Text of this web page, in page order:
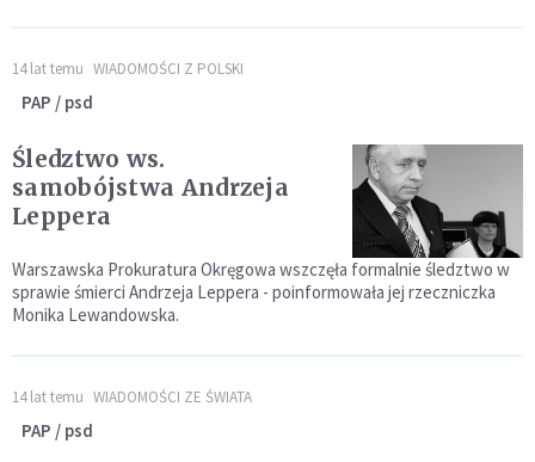
14 lat temu WIADOMOŚCI Z POLSKI
PAP / psd
Śledztwo ws.
samobójstwa Andrzeja
Leppera
Warszawska Prokuratura Okręgowa wszczęła formalnie śledztwo w
sprawie śmierci Andrzeja Leppera - poinformowała jej rzeczniczka
Monika Lewandowska.
14 lat temu WIADOMOŚCI ZE ŚWIATA
PAP / psd